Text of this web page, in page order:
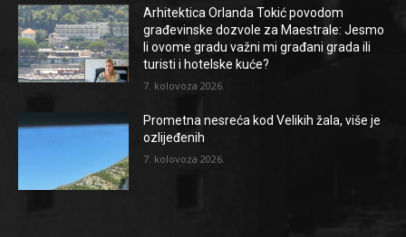
Arhitektica Orlanda Tokić povodom
građevinske dozvole za Maestrale: Jesmo
li ovome gradu važni mi građani grada ili
turisti i hotelske kuće?
7. kolovoza 2026.
Prometna nesreća kod Velikih žala, više je
ozlijeđenih
7. kolovoza 2026.